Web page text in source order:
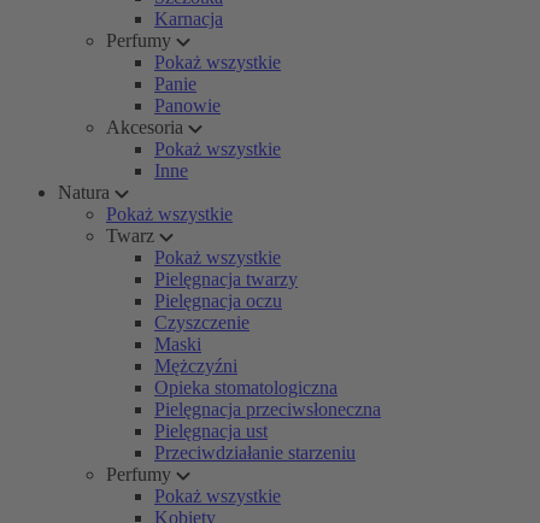
Karnacja
Perfumy
Pokaż wszystkie
Panie
Panowie
Akcesoria
Pokaż wszystkie
Inne
Natura
Pokaż wszystkie
Twarz
Pokaż wszystkie
Pielęgnacja twarzy
Pielęgnacja oczu
Czyszczenie
Maski
Mężczyźni
Opieka stomatologiczna
Pielęgnacja przeciwsłoneczna
Pielęgnacja ust
Przeciwdziałanie starzeniu
Perfumy
Pokaż wszystkie
Kobiety